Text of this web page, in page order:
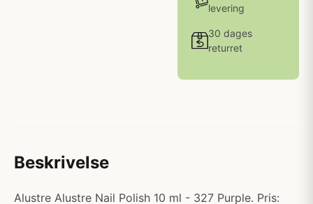
levering
30 dages
returret
Beskrivelse
Alustre Alustre Nail Polish 10 ml - 327 Purple. Pris: